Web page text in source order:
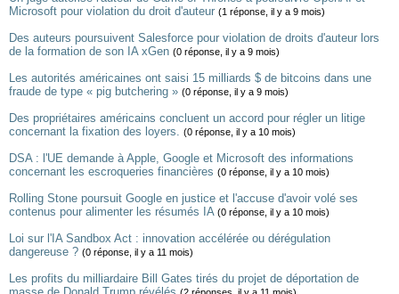
Microsoft pour violation du droit d'auteur (1 réponse, il y a 9 mois)
Des auteurs poursuivent Salesforce pour violation de droits d'auteur lors
de la formation de son IA xGen (0 réponse, il y a 9 mois)
Les autorités américaines ont saisi 15 milliards $ de bitcoins dans une
fraude de type « pig butchering » (0 réponse, il y a 9 mois)
Des propriétaires américains concluent un accord pour régler un litige
concernant la fixation des loyers. (0 réponse, il y a 10 mois)
DSA : l'UE demande à Apple, Google et Microsoft des informations
concernant les escroqueries financières (0 réponse, il y a 10 mois)
Rolling Stone poursuit Google en justice et l'accuse d'avoir volé ses
contenus pour alimenter les résumés IA (0 réponse, il y a 10 mois)
Loi sur l'IA Sandbox Act : innovation accélérée ou dérégulation
dangereuse ? (0 réponse, il y a 11 mois)
Les profits du milliardaire Bill Gates tirés du projet de déportation de